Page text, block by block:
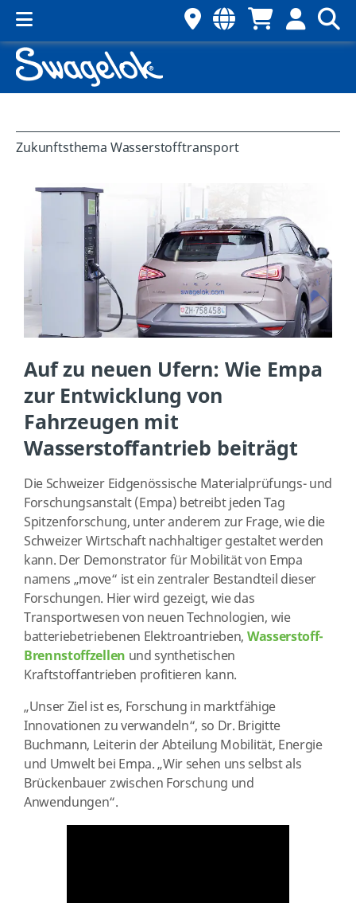
Zukunftsthema Wasserstofftransport
Auf zu neuen Ufern: Wie Empa
zur Entwicklung von
Fahrzeugen mit
Wasserstoffantrieb beiträgt
Die Schweizer Eidgenössische Materialprüfungs- und
Forschungsanstalt (Empa) betreibt jeden Tag
Spitzenforschung, unter anderem zur Frage, wie die
Schweizer Wirtschaft nachhaltiger gestaltet werden
kann. Der Demonstrator für Mobilität von Empa
namens „move“ ist ein zentraler Bestandteil dieser
Forschungen. Hier wird gezeigt, wie das
Transportwesen von neuen Technologien, wie
batteriebetriebenen Elektroantrieben, Wasserstoff-
Brennstoffzellen und synthetischen
Kraftstoffantrieben profitieren kann.
„Unser Ziel ist es, Forschung in marktfähige
Innovationen zu verwandeln“, so Dr. Brigitte
Buchmann, Leiterin der Abteilung Mobilität, Energie
und Umwelt bei Empa. „Wir sehen uns selbst als
Brückenbauer zwischen Forschung und
Anwendungen“.